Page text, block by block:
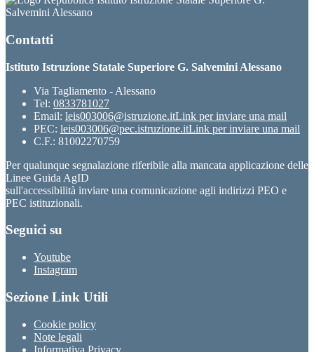
Salvemini Alessano
Contatti
Istituto Istruzione Statale Superiore G. Salvemini Alessano
Via Tagliamento - Alessano
Tel: 0833781027
Email: leis003006@istruzione.itLink per inviare una mail
PEC: leis003006@pec.istruzione.itLink per inviare una mail
C.F.: 81002270759
Per qualunque segnalazione riferibile alla mancata applicazione delle
Linee Guida AgID
sull'accessibilità inviare una comunicazione agli indirizzi PEO e
PEC istituzionali.
Seguici su
Youtube
Instagram
Sezione Link Utili
Cookie policy
Note legali
Informativa Privacy